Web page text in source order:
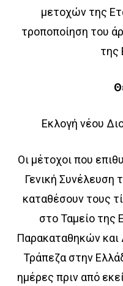
μετοχών της
τροποποίηση του
της
Εκλογή νέου
Οι μέτοχοι που
Γενική Συνέλευση
καταθέσουν τους
στο Ταμείο της
Παρακαταθηκών και
Τράπεζα στην
ημέρες πριν από